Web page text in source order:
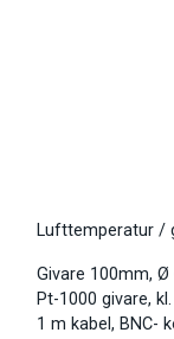
Lufttemperatur /
Givare 100mm, Ø
Pt-1000 givare, kl.
1 m kabel, BNC-